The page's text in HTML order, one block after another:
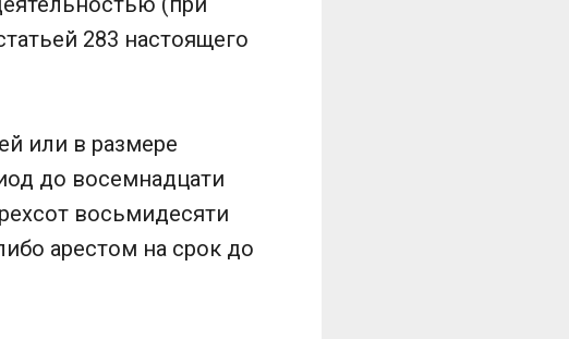
283 настоящего
или в размере
до восемнадцати
восьмидесяти
арестом на срок до